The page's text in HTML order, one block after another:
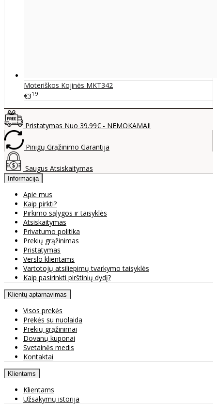
Moteriškos Kojinės MKT342
€319
Pristatymas Nuo 39.99€ - NEMOKAMAI!
Pinigų Grąžinimo Garantija
Saugus Atsiskaitymas
Informacija
Apie mus
Kaip pirkti?
Pirkimo sąlygos ir taisyklės
Atsiskaitymas
Privatumo politika
Prekių grąžinimas
Pristatymas
Verslo klientams
Vartotojų atsiliepimų tvarkymo taisyklės
Kaip pasirinkti pirštinių dydį?
Klientų aptarnavimas
Visos prekės
Prekės su nuolaida
Prekių grąžinimai
Dovanų kuponai
Svetainės medis
Kontaktai
Klientams
Klientams
Užsakymų istorija